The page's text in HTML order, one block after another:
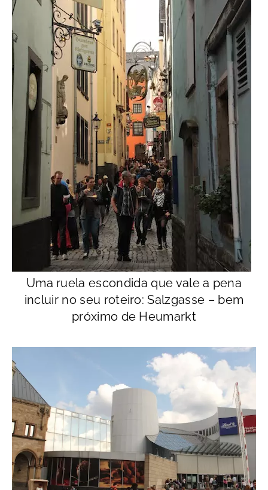
Uma ruela escondida que vale a pena
incluir no seu roteiro: Salzgasse – bem
próximo de Heumarkt